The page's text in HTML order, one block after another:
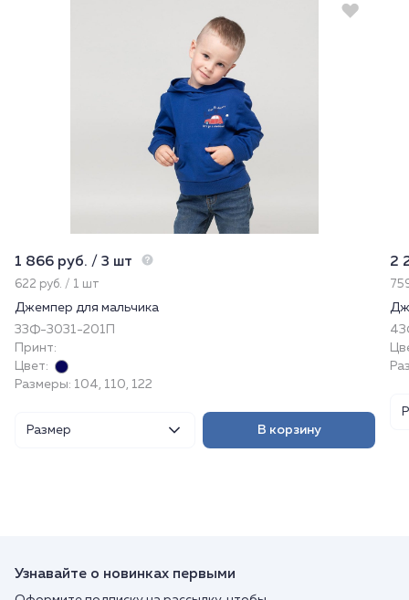
1 866 руб. / 3 шт
622 руб. / 1 шт
Джемпер для мальчика
33Ф-3031-201П
Принт:
Цвет:
Размеры: 104, 110, 122
Размер В корзину
2
Узнавайте о новинках первыми